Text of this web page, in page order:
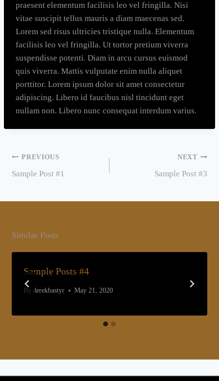
praesent elementum facilisis leo vel fringilla. Nisi
vitae suscipit tellus mauris a diam maecenas sed.
Lorem sed risus ultricies tristique nulla. Elementum
facilisis leo vel fringilla. Ut tortor pretium viverra
suspendisse potenti. Diam in arcu cursus euismod
quis viverra. Mattis vulputate enim nulla aliquet
porttitor. Lorem ipsum dolor sit amet consectetur
adipiscing. Libero id faucibus nisl tincidunt eget
nullam non. Libero nunc consequat interdum varius.
PostPREVIOUS
Sample Post #1
NEXT
Sample Post #3
Similar Posts
Sample Posts #4
By derekbastyr May 21, 2020